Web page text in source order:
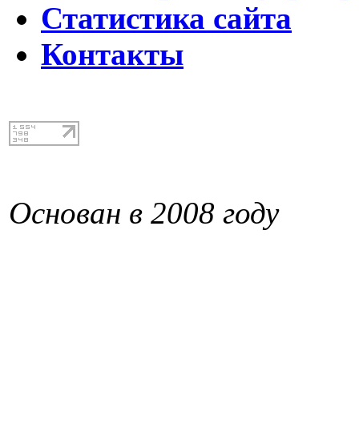
Статистика сайта
Контакты
Основан в 2008 году